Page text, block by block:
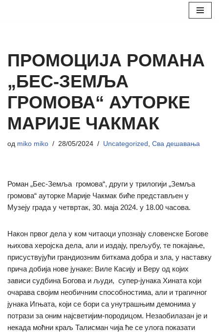
ПРОМОЦИЈА РОМАНА
„БЕС-ЗЕМЉА
ГРОМОВА“ АУТОРКЕ
МАРИЈЕ ЧАКМАК
од miko miko 28/05/2024 Uncategorized , Сва дешавања
Роман „Бес-Земља громова“, други у трилогији „Земља
громова“ ауторке Марије Чакмак биће представљен у
Музеју града у четвртак, 30. маја 2024. у 18.00 часова.
Након првог дела у ком читаоци упознају словенске Богове
њихова херојска дела, али и издају, прељубу, те покајање,
присуствујући грандиозним биткама добра и зла, у наставку
прича добија нове јунаке: Виле Касију и Веру од којих
зависи судбина Богова и људи, супер-јунака Хината који
очарава својим необичним способностима, али и трагичног
јунака Игњата, који се бори са унутрашњим демонима у
потрази за оним најсветијим-породицом. Незаобилазан је и
некада моћни краљ Талисман чија ће се улога показати